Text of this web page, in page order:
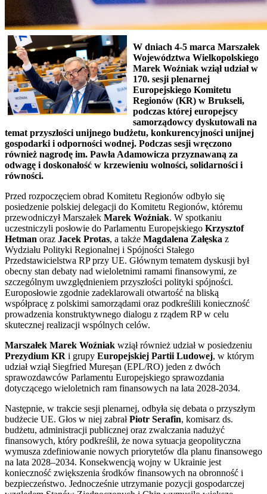
W dniach 4-5 marca Marszałek
Województwa Wielkopolskiego
Marek Woźniak wziął udział w
170. sesji plenarnej
Europejskiego Komitetu
Regionów (KR) w Brukseli,
podczas której europejscy
samorządowcy dyskutowali na
temat przyszłości unijnego budżetu, konkurencyjności unijnej
gospodarki i odporności wodnej. Podczas sesji wręczono
również nagrodę im. Pawła Adamowicza przyznawaną za
odwagę i doskonałość w krzewieniu wolności, solidarności i
równości.
Przed rozpoczęciem obrad Komitetu Regionów odbyło się
posiedzenie polskiej delegacji do Komitetu Regionów, któremu
przewodniczył Marszałek Marek Woźniak. W spotkaniu
uczestniczyli posłowie do Parlamentu Europejskiego Krzysztof
Hetman oraz Jacek Protas, a także Magdalena Załęska z
Wydziału Polityki Regionalnej i Spójności Stałego
Przedstawicielstwa RP przy UE. Głównym tematem dyskusji był
obecny stan debaty nad wieloletnimi ramami finansowymi, ze
szczególnym uwzględnieniem przyszłości polityki spójności.
Europosłowie zgodnie zadeklarowali otwartość na bliską
współpracę z polskimi samorządami oraz podkreślili konieczność
prowadzenia konstruktywnego dialogu z rządem RP w celu
skutecznej realizacji wspólnych celów.
Marszałek Marek Woźniak wziął również udział w posiedzeniu
Prezydium KR i grupy Europejskiej Partii Ludowej, w którym
udział wziął Siegfried Mureșan (EPL/RO) jeden z dwóch
sprawozdawców Parlamentu Europejskiego sprawozdania
dotyczącego wieloletnich ram finansowych na lata 2028-2034.
Następnie, w trakcie sesji plenarnej, odbyła się debata o przyszłym
budżecie UE. Głos w niej zabrałPiotr Serafin, komisarz ds.
budżetu, administracji publicznej oraz zwalczania nadużyć
finansowych, który podkreślił, że nowa sytuacja geopolityczna
wymusza zdefiniowanie nowych priorytetów dla planu finansowego
na lata 2028–2034. Konsekwencją wojny w Ukrainie jest
konieczność zwiększenia środków finansowych na obronność i
bezpieczeństwo. Jednocześnie utrzymanie pozycji gospodarczej